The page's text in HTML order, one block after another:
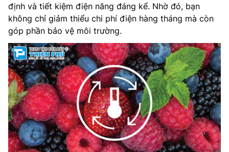
định và tiết kiệm điện năng đáng kể. Nhờ đó, bạn
không chỉ giảm thiểu chi phí điện hàng tháng mà còn
góp phần bảo vệ môi trường.